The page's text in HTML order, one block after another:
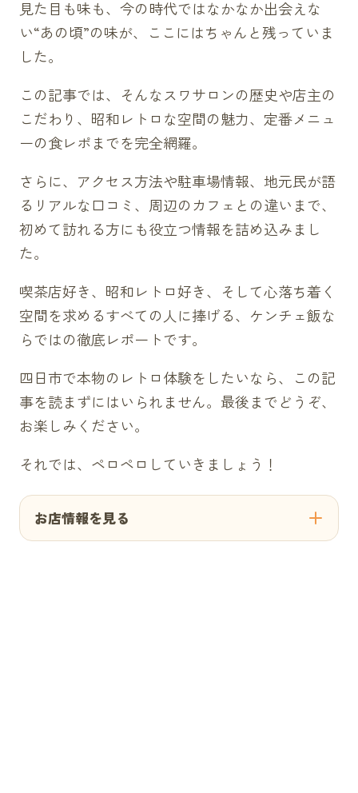
見た目も味も、今の時代ではなかなか出会えな
い“あの頃”の味が、ここにはちゃんと残っていま
した。
この記事では、そんなスワサロンの歴史や店主の
こだわり、昭和レトロな空間の魅力、定番メニュ
ーの食レポまでを完全網羅。
さらに、アクセス方法や駐車場情報、地元民が語
るリアルな口コミ、周辺のカフェとの違いまで、
初めて訪れる方にも役立つ情報を詰め込みまし
た。
喫茶店好き、昭和レトロ好き、そして心落ち着く
空間を求めるすべての人に捧げる、ケンチェ飯な
らではの徹底レポートです。
四日市で本物のレトロ体験をしたいなら、この記
事を読まずにはいられません。最後までどうぞ、
お楽しみください。
それでは、ペロペロしていきましょう！
お店情報を見る